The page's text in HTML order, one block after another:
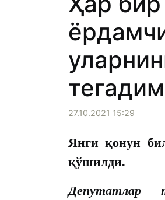
27.10.2021 15:29
Янги қонун
қўшилди.
Депутатлар